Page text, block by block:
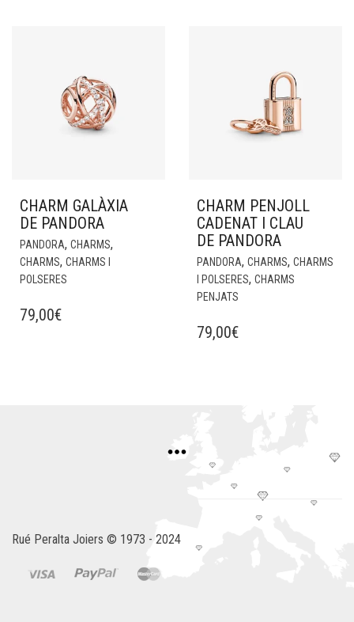
CHARM GALÀXIA
DE PANDORA
PANDORA, CHARMS,
CHARMS, CHARMS I
POLSERES
79,00€
CHARM PENJOLL
CADENAT I CLAU
DE PANDORA
PANDORA, CHARMS, CHARMS
I POLSERES, CHARMS
PENJATS
79,00€
Rué Peralta Joiers © 1973 - 2024